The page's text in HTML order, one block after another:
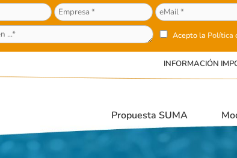
Acepto la Política
INFORMACIÓN
Propuesta SUMA